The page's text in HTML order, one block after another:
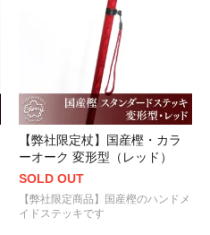
【弊社限定杖】国産樫・カラ
ーオーク 変形型（レッド）
SOLD OUT
【弊社限定商品】国産樫のハンドメ
イドステッキです